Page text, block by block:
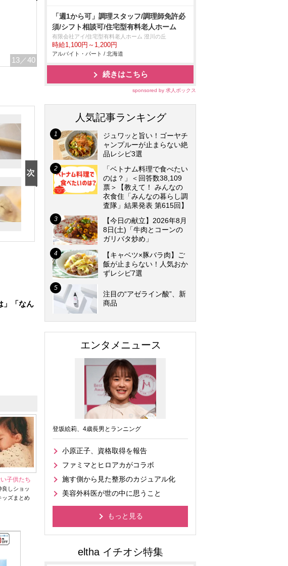
13 ／40
」「なん
子供たち
良しショッ
ッズまとめ
「週1から可」調理スタッフ/調理師免許必
須/シフト相談可/住宅型有料老人ホーム
有限会社アイ/住宅型有料老人ホーム 澄川の丘
時給1,100円～1,200円
アルバイト・パート / 北海道
続きはこちら
sponsored by 求人ボックス
人気記事ランキング
ジュワッと旨い！ゴーヤチ
ャンプルーが止まらない絶
品レシピ3選
「ベトナム料理で食べたい
のは？」＜回答数38,109
票＞【教えて！ みんなの
衣食住「みんなの暮らし調
査隊」結果発表 第615回】
【今日の献立】2026年8月
8日(土)「牛肉とコーンの
ガリバタ炒め」
【キャベツ×豚バラ肉】ご
飯が止まらない！人気おか
ずレシピ7選
注目の“アゼライン酸”、新
商品
エンタメニュース
登坂絵莉、4歳長男とランニング
小原正子、資格取得を報告
ファミマとヒロアカがコラボ
施す側から見た整形のカジュアル化
美容外科医が世の中に思うこと
もっと見る